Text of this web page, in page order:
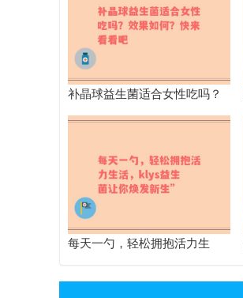
补晶球益生菌适合女性吃吗？
效果如何？快来看看吧
每天一勺，轻松拥抱活力生